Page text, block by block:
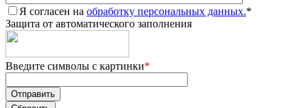
Я согласен на обработку персональных данных.*
Защита от автоматического заполнения
Введите символы с картинки*